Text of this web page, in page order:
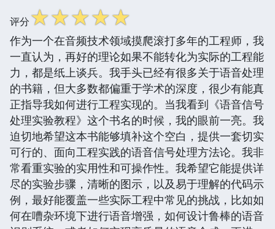
评分☆☆☆☆☆
作为一个在音频技术领域摸爬滚打多年的工程师，我
一直认为，再好的理论如果不能转化为实际的工程能
力，都是纸上谈兵。我手头已经有很多关于语音处理
的书籍，但大多数都偏重于学术的深度，很少有能真
正指导我如何进行工程实现的。当我看到《语音信号
处理实验教程》这个书名的时候，我的眼前一亮。我
迫切地希望这本书能够填补这个空白，提供一套切实
可行的、面向工程实践的语音信号处理方法论。我非
常看重实验的实用性和可操作性。我希望它能提供详
尽的实验步骤，清晰的图示，以及易于理解的代码示
例，最好能覆盖一些实际工程中常见的挑战，比如如
何在嘈杂环境下进行语音增强，如何设计鲁棒的语音